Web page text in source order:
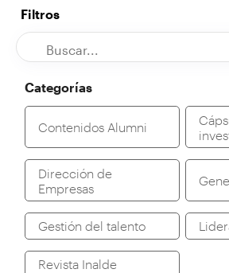
Filtros
Categorías
Contenidos Alumni
Dirección de
Empresas
Gestión del talento
Revista Inalde